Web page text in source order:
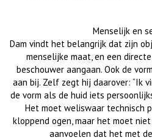
Menselijk en
Dam vindt het belangrijk dat zijn
menselijke maat, en een
beschouwer aangaan. Ook de
aan bij. Zelf zegt hij daarover: “Ik
de vorm als de huid iets
Het moet weliswaar technisch
kloppend ogen, maar het moet
aanvoelen dat het met